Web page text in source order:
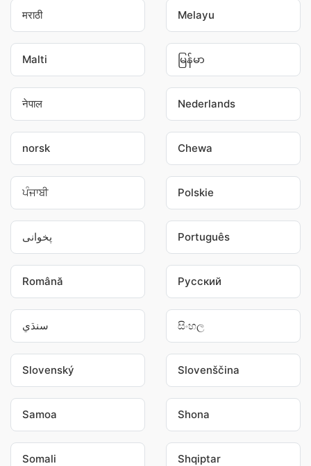
मराठी Melayu
Malti မြန်မာ
नेपाल Nederlands
norsk Chewa
ਪੰਜਾਬੀ Polskie
پخوانی Português
Română Pусский
سنڌي සිංහල
Slovenský Slovenščina
Samoa Shona
Somali Shqiptar